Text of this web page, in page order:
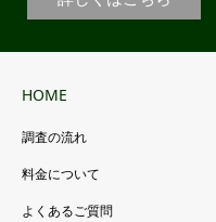
HOME
調査の流れ
料金について
よくあるご質問